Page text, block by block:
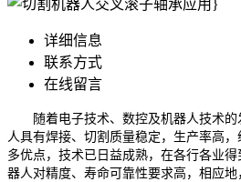
详细信息
联系方式
在线留言
随着电子技术、数控及机器人技术
人具有焊接、切割质量稳定，生产率高
多优点，技术已日益成熟，在各行各业
器人对精度、寿命可靠性要求高，相应